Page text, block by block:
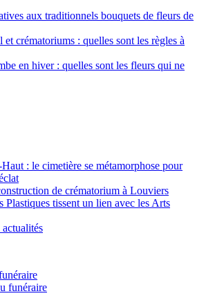
aux traditionnels bouquets de fleurs de
et crématoriums : quelles sont les règles à
en hiver : quelles sont les fleurs qui ne
: le cimetière se métamorphose pour
de crématorium à Louviers
Plastiques tissent un lien avec les Arts
funéraire